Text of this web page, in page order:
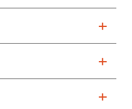
ン②・セッション③
委員会